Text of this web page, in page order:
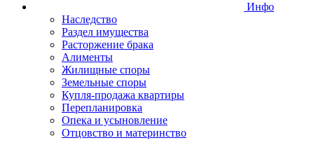
Инфо
Наследство
Раздел имущества
Расторжение брака
Алименты
Жилищные споры
Земельные споры
Купля-продажа квартиры
Перепланировка
Опека и усыновление
Отцовство и материнство